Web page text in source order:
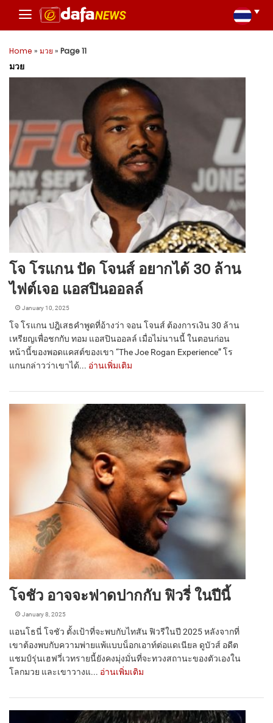
Home » มวย » Page 11
มวย
โจ โรแกน ปัด โจนส์ อยากได้ 30 ล้าน
ไฟต์เจอ แอสปินออลล์
January 10, 2025
โจ โรแกน ปฎิเสธคำพูดที่อ้างว่า จอน โจนส์ ต้องการเงิน 30 ล้าน
เหรียญเพื่อชกกับ ทอม แอสปินออลล์ เมื่อไม่นานนี้ ในตอนก่อน
หน้านี้ของพอดแคสต์ของเขา “The Joe Rogan Experience” โร
แกนกล่าวว่าเขาได้... อ่านเพิ่มเติม
โจชัว อาจจะฟาดปากกับ ฟิวรี่ ในปีนี้
January 8, 2025
แอนโธนี่ โจชัว ตั้งเป้าที่จะพบกับไทสัน ฟิวรีในปี 2025 หลังจากที่
เขาต้องพบกับความพ่ายแพ้แบบน็อกเอาท์ต่อแดเนียล ดูบัวส์ อดีต
แชมป์รุ่นเฮฟวี่เวทรายนี้ยังคงมุ่งมั่นที่จะทวงสถานะของตัวเองใน
โลกมวย และเขาวางแ... อ่านเพิ่มเติม